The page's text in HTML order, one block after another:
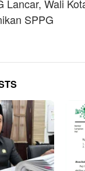
Lancar, Wali
SPPG